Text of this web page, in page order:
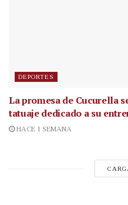
DEPORTES
La promesa de Cucurella
tatuaje dedicado a su
HACE 1 SEMANA